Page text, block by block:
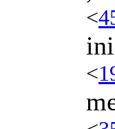
<
<